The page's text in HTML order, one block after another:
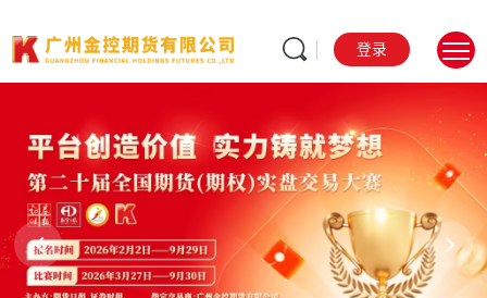
登录
规范 务实 稳健 发展
Standardized, pragmatic, steady development